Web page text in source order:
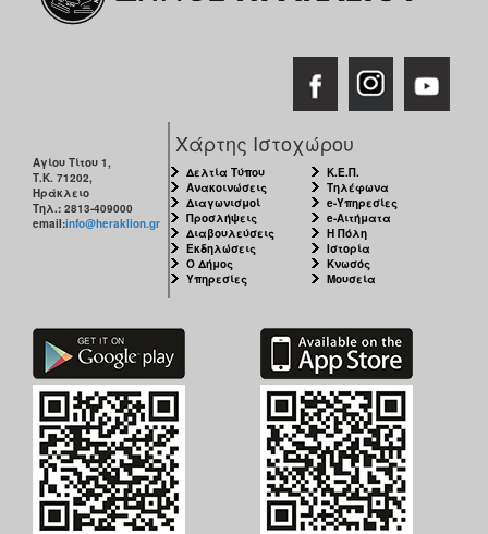
Αγίου Τίτου 1,
Τ.Κ. 71202,
Ηράκλειο
Τηλ.: 2813-409000
email:info@heraklion.gr
Χάρτης Ιστοχώρου
Δελτία Τύπου
Ανακοινώσεις
Διαγωνισμοί
Προσλήψεις
Διαβουλεύσεις
Εκδηλώσεις
Ο Δήμος
Υπηρεσίες
Κ.Ε.Π.
Τηλέφωνα
e-Υπηρεσίες
e-Αιτήματα
Η Πόλη
Ιστορία
Κνωσός
Μουσεία